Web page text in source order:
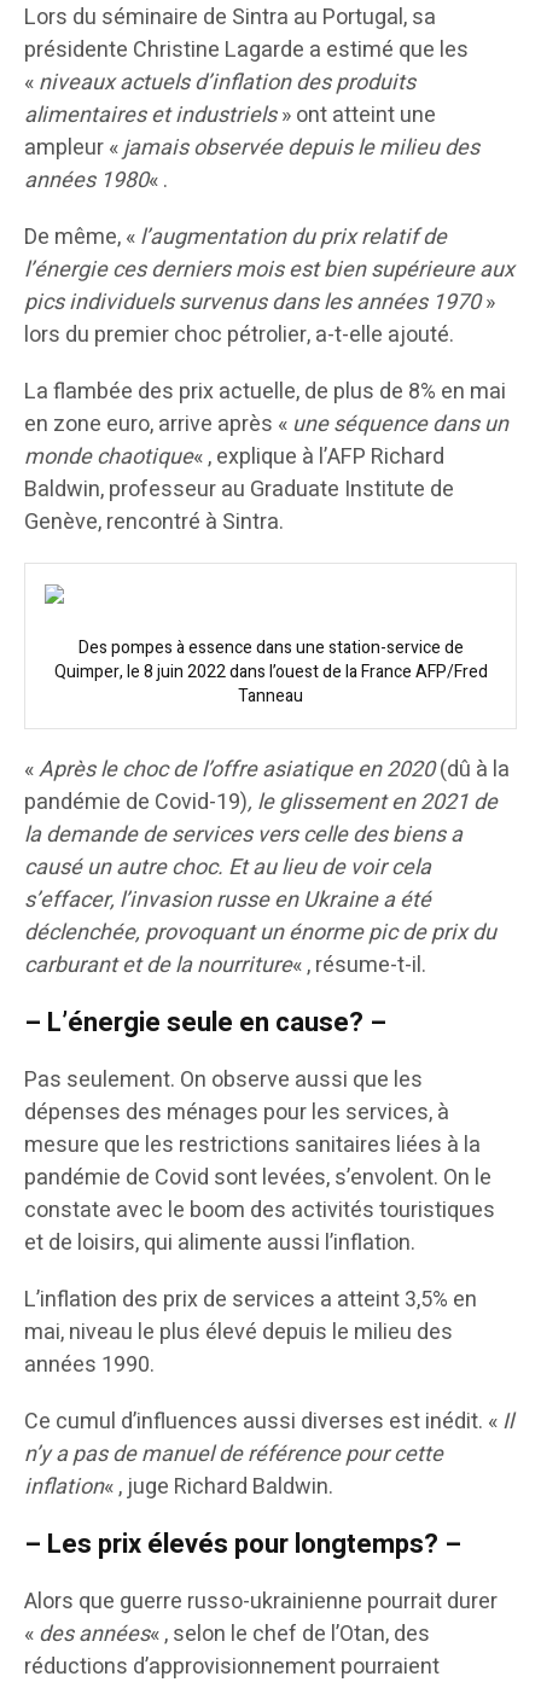
Lors du séminaire de Sintra au Portugal, sa
présidente Christine Lagarde a estimé que les
«niveaux actuels d’inflation des produits
alimentaires et industriels» ont atteint une
ampleur «jamais observée depuis le milieu des
années 1980« .
De même, «l’augmentation du prix relatif de
l’énergie ces derniers mois est bien supérieure aux
pics individuels survenus dans les années 1970»
lors du premier choc pétrolier, a-t-elle ajouté.
La flambée des prix actuelle, de plus de 8% en mai
en zone euro, arrive après « une séquence dans un
monde chaotique« , explique à l’AFP Richard
Baldwin, professeur au Graduate Institute de
Genève, rencontré à Sintra.
Des pompes à essence dans une station-service de
Quimper, le 8 juin 2022 dans l’ouest de la France AFP/Fred
Tanneau
«Après le choc de l’offre asiatique en 2020(dû à la
pandémie de Covid-19), le glissement en 2021 de
la demande de services vers celle des biens a
causé un autre choc. Et au lieu de voir cela
s’effacer, l’invasion russe en Ukraine a été
déclenchée, provoquant un énorme pic de prix du
carburant et de la nourriture« , résume-t-il.
– L’énergie seule en cause? –
Pas seulement. On observe aussi que les
dépenses des ménages pour les services, à
mesure que les restrictions sanitaires liées à la
pandémie de Covid sont levées, s’envolent. On le
constate avec le boom des activités touristiques
et de loisirs, qui alimente aussi l’inflation.
L’inflation des prix de services a atteint 3,5% en
mai, niveau le plus élevé depuis le milieu des
années 1990.
Ce cumul d’influences aussi diverses est inédit. «Il
n’y a pas de manuel de référence pour cette
inflation« , juge Richard Baldwin.
– Les prix élevés pour longtemps? –
Alors que guerre russo-ukrainienne pourrait durer
«des années« , selon le chef de l’Otan, des
réductions d’approvisionnement pourraient